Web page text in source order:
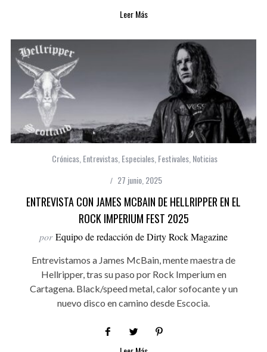
Leer Más
Crónicas, Entrevistas, Especiales, Festivales, Noticias
27 junio, 2025
ENTREVISTA CON JAMES MCBAIN DE HELLRIPPER EN EL
ROCK IMPERIUM FEST 2025
por Equipo de redacción de Dirty Rock Magazine
Entrevistamos a James McBain, mente maestra de
Hellripper, tras su paso por Rock Imperium en
Cartagena. Black/speed metal, calor sofocante y un
nuevo disco en camino desde Escocia.